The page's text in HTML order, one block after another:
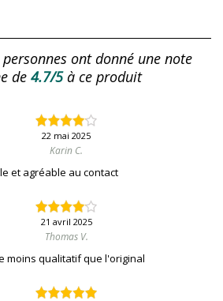
ont donné une note
de 4.7/5à ce produit
22 mai 2025
Karin C.
et agréable au contact
21 avril 2025
Thomas V.
moins qualitatif que l'original